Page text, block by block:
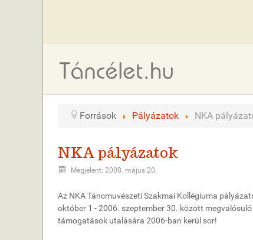
Források Pályázatok NKA
NKA pályázatok
Megjelent: 2008. május 20.
Az NKA Táncmuvészeti Szakmai Kollégiuma
október 1 - 2006. szeptember 30. között
támogatások utalására 2006-ban kerül sor!